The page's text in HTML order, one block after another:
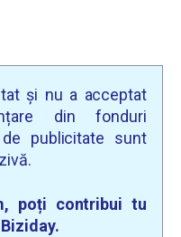
și nu a acceptat
din fonduri
de publicitate sunt
poți contribui tu